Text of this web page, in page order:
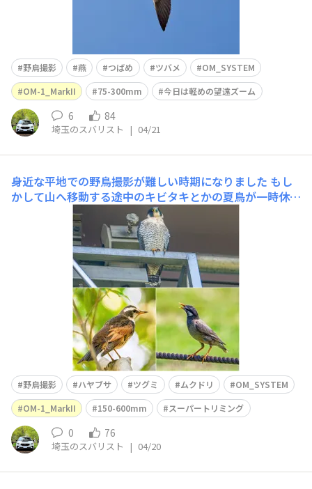
野鳥撮影 燕 つばめ ツバメ
OM_SYSTEM
OM-1_MarkII
75-300mm 今日は軽めの望遠ズーム
6 84
埼玉のスバリスト | 04/21
身近な平地での野鳥撮影が難しい時期になりました もし
かして山へ移動する途中のキビタキとかの夏鳥が一時休養
で立ち寄ってないかなぁと思ってとある公園へ行ってみた
ものの、撮れたのはいつもの場所のハヤブサ、旅立つ前の
ツグミ、そして集団行動好きのムクドリのみでした。やっ
ぱり標高を上げて探鳥しないと、日本に渡って来た夏鳥た
ちに出会うのが難しそうです。ハヤブサ
野鳥撮影 ハヤブサ ツグミ ムクドリ
OM_SYSTEM
OM-1_MarkII
150-600mm スーパートリミング
0 76
埼玉のスバリスト | 04/20